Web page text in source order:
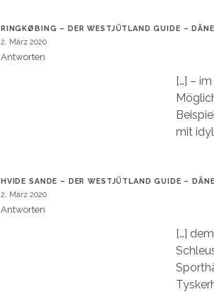
RINGKØBING – DER WESTJÜTLAND GUIDE –
2. März 2020
Antworten
[…] –
mit
HVIDE SANDE – DER WESTJÜTLAND GUIDE –
2. März 2020
Antworten
[…]